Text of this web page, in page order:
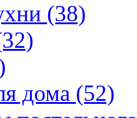
(38)
дома (52)